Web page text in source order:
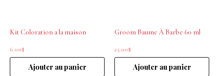
Kit Coloration a la maison
6.00$
Ajouter au panier
Groom Baume À Barbe 60 ml
25.00$
Ajouter au panier